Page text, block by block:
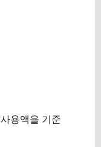
사용액을 기준